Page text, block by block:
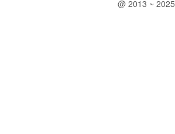
@ 2013 ~ 2025